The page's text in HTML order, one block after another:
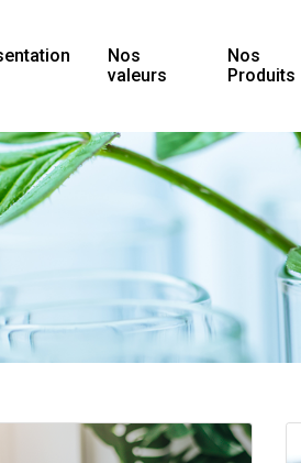
Nos
valeurs
Nos
Produits